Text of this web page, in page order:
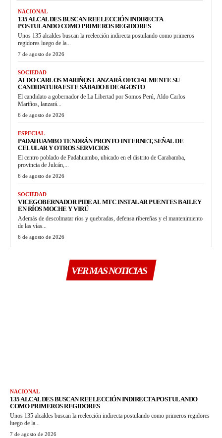
NACIONAL
135 ALCALDES BUSCAN REELECCIÓN INDIRECTA
POSTULANDO COMO PRIMEROS REGIDORES
Unos 135 alcaldes buscan la reelección indirecta postulando como primeros
regidores luego de la...
7 de agosto de 2026
SOCIEDAD
ALDO CARLOS MARIÑOS LANZARÁ OFICIALMENTE SU
CANDIDATURA ESTE SÁBADO 8 DE AGOSTO
El candidato a gobernador de La Libertad por Somos Perú, Aldo Carlos
Mariños, lanzará...
6 de agosto de 2026
ESPECIAL
PADAHUAMBO TENDRÁN PRONTO INTERNET, SEÑAL DE
CELULAR Y OTROS SERVICIOS
El centro poblado de Padahuambo, ubicado en el distrito de Carabamba,
provincia de Julcán,...
6 de agosto de 2026
SOCIEDAD
VICEGOBERNADOR PIDE AL MTC INSTALAR PUENTES BAILEY
EN RÍOS MOCHE Y VIRÚ
Además de descolmatar ríos y quebradas, defensa ribereñas y el mantenimiento
de las vías...
6 de agosto de 2026
VER MAS NOTICIAS
NACIONAL
135 ALCALDES BUSCAN REELECCIÓN INDIRECTA POSTULANDO
COMO PRIMEROS REGIDORES
Unos 135 alcaldes buscan la reelección indirecta postulando como primeros regidores
luego de la...
7 de agosto de 2026